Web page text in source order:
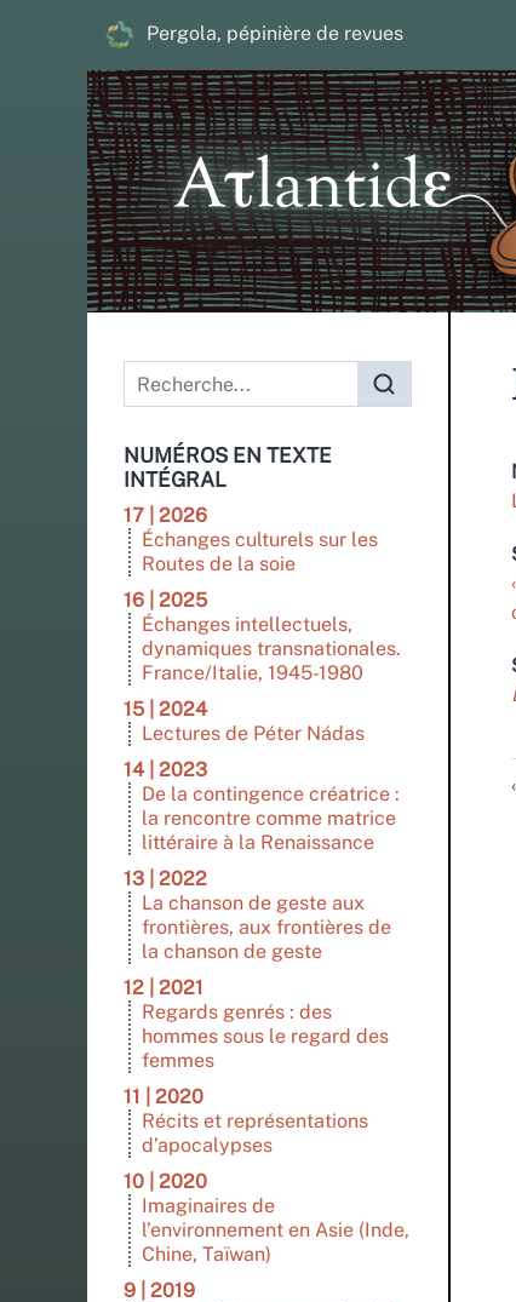
Pergola, pépinière de revues
Menu principal
NUMÉROS EN TEXTE
INTÉGRAL
17 | 2026
Échanges culturels sur les
Routes de la soie
16 | 2025
Échanges intellectuels,
dynamiques transnationales.
France/Italie, 1945-1980
15 | 2024
Lectures de Péter Nádas
14 | 2023
De la contingence créatrice :
la rencontre comme matrice
littéraire à la Renaissance
13 | 2022
La chanson de geste aux
frontières, aux frontières de
la chanson de geste
12 | 2021
Regards genrés : des
hommes sous le regard des
femmes
11 | 2020
Récits et représentations
d’apocalypses
10 | 2020
Imaginaires de
l’environnement en Asie (Inde,
Chine, Taïwan)
9 | 2019